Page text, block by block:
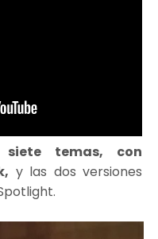
temas, con
y las dos versiones